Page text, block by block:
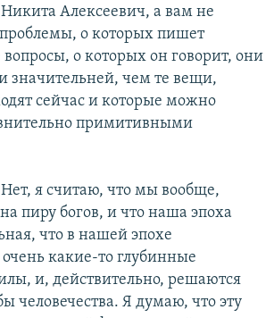
Алексеевич, а вам не
проблемы, о которых пишет
вопросы, о которых он говорит, они
значительней, чем те вещи,
сейчас и которые можно
примитивными
Нет, я считаю, что мы вообще,
пиру богов, и что наша эпоха
что в нашей эпохе
какие-то глубинные
и, действительно, решаются
человечества. Я думаю, что эту